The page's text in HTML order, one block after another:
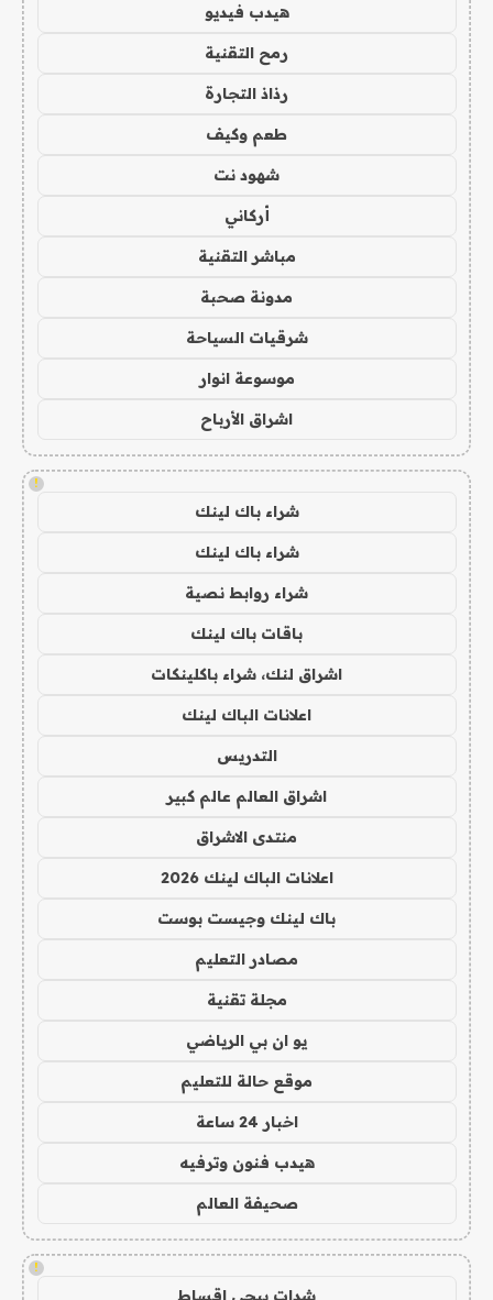
هيدب فيديو
رمح التقنية
رذاذ التجارة
طعم وكيف
شهود نت
أركاني
مباشر التقنية
مدونة صحبة
شرقيات السياحة
موسوعة انوار
اشراق الأرباح
!
شراء باك لينك
شراء باك لينك
شراء روابط نصية
باقات باك لينك
اشراق لنك، شراء باكلينكات
اعلانات الباك لينك
التدريس
اشراق العالم عالم كبير
منتدى الاشراق
اعلانات الباك لينك 2026
باك لينك وجيست بوست
مصادر التعليم
مجلة تقنية
يو ان بي الرياضي
موقع حالة للتعليم
اخبار 24 ساعة
هيدب فنون وترفيه
صحيفة العالم
!
شدات ببجي اقساط